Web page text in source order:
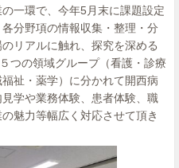
一環で、今年5月末に課題設定
分野項の情報収集・整理・分
リアルに触れ、探究を深める
つの領域グループ（看護・診療
祉・薬学）に分かれて開西病
学や業務体験、患者体験、職
魅力等幅広く対応させて頂き